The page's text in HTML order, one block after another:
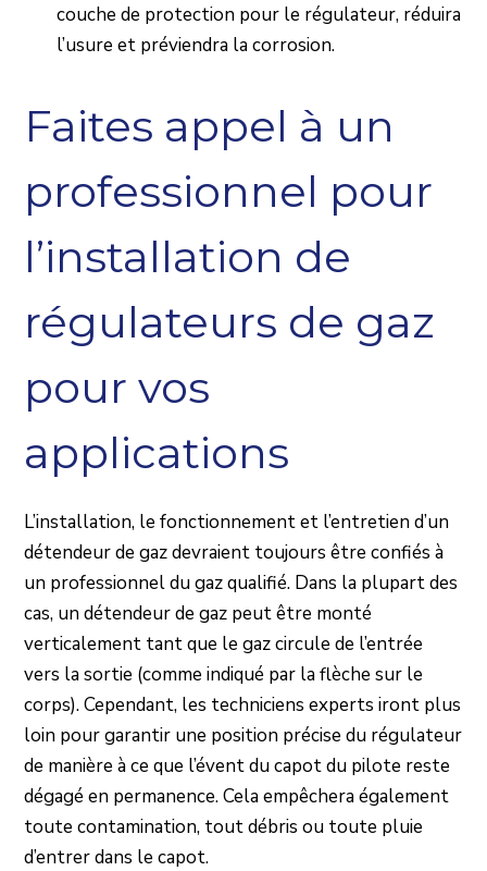
couche de protection pour le régulateur, réduira
l’usure et préviendra la corrosion.
Faites appel à un
professionnel pour
l’installation de
régulateurs de gaz
pour vos
applications
L’installation, le fonctionnement et l’entretien d’un
détendeur de gaz devraient toujours être confiés à
un professionnel du gaz qualifié. Dans la plupart des
cas, un détendeur de gaz peut être monté
verticalement tant que le gaz circule de l’entrée
vers la sortie (comme indiqué par la flèche sur le
corps). Cependant, les techniciens experts iront plus
loin pour garantir une position précise du régulateur
de manière à ce que l’évent du capot du pilote reste
dégagé en permanence. Cela empêchera également
toute contamination, tout débris ou toute pluie
d’entrer dans le capot.